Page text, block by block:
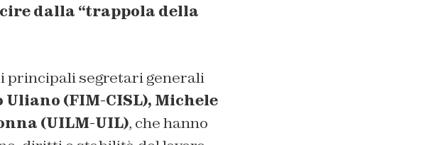
dalla “trappola della
principali segretari generali
(FIM-CISL), Michele
(UILM-UIL), che hanno